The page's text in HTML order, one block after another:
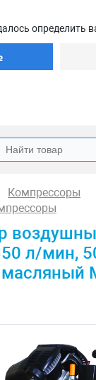
определить
Компрессоры
л/мин,